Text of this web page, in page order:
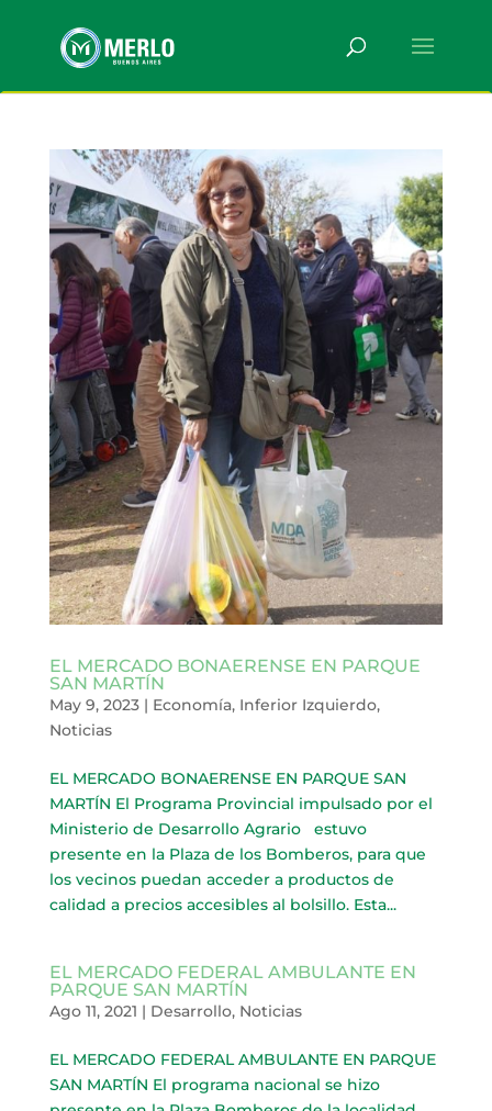
EL MERCADO BONAERENSE EN PARQUE
SAN MARTÍN
May 9, 2023| Economía, Inferior Izquierdo,
Noticias
EL MERCADO BONAERENSE EN PARQUE SAN
MARTÍN El Programa Provincial impulsado por el
Ministerio de Desarrollo Agrario estuvo
presente en la Plaza de los Bomberos, para que
los vecinos puedan acceder a productos de
calidad a precios accesibles al bolsillo. Esta...
EL MERCADO FEDERAL AMBULANTE EN
PARQUE SAN MARTÍN
Ago 11, 2021 | Desarrollo, Noticias
EL MERCADO FEDERAL AMBULANTE EN PARQUE
SAN MARTÍN El programa nacional se hizo